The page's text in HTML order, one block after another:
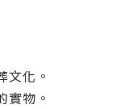
文化。
實物。